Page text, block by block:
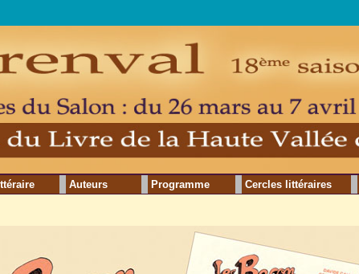
Cercles littéraires
Auteurs Programme